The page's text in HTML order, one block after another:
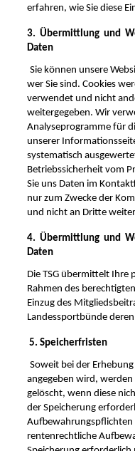
erfahren, wie Sie diese
3. Übermittlung und
Daten
Sie können unsere
wer Sie sind. Cookies
verwendet und nicht
weitergegeben. Wir
Analyseprogramme für
unserer
systematisch
Betriebssicherheit vom
Sie uns Daten im
nur zum Zwecke der
und nicht an Dritte
4. Übermittlung und
Daten
Die TSGübermittelt Ihre
Rahmen des
Einzug des
Landessportbünde
5. Speicherfristen
Soweit bei der
angegeben wird,
gelöscht, wenn diese
der Speicherung
Aufbewahrungspflichten
rentenrechtliche